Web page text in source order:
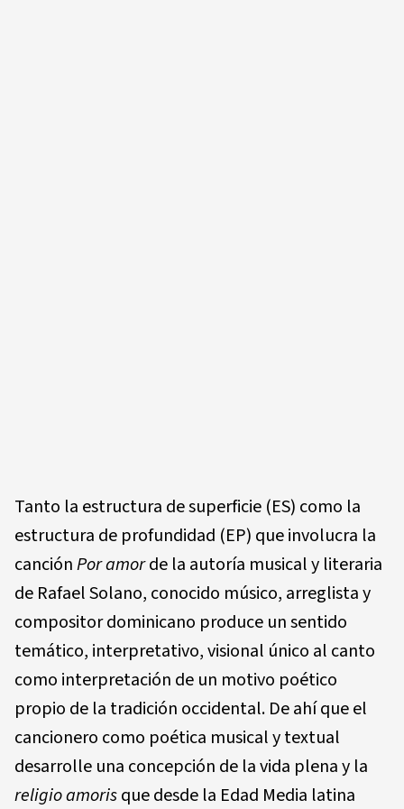
Tanto la estructura de superficie (ES) como la
estructura de profundidad (EP) que involucra la
canciónPor amorde la autoría musical y literaria
de Rafael Solano, conocido músico, arreglista y
compositor dominicano produce un sentido
temático, interpretativo, visional único al canto
como interpretación de un motivo poético
propio de la tradición occidental. De ahí que el
cancionero como poética musical y textual
desarrolle una concepción de la vida plena y la
religio amorisque desde la Edad Media latina